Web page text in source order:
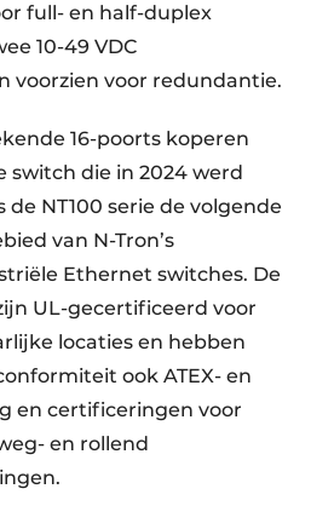
full- en half-duplex
10-49 VDC
voorzien voor redundantie.
16-poorts koperen
switch die in 2024 werd
NT100 serie de volgende
van N-Tron’s
Ethernet switches. De
UL-gecertificeerd voor
locaties en hebben
ook ATEX- en
en certificeringen voor
en rollend